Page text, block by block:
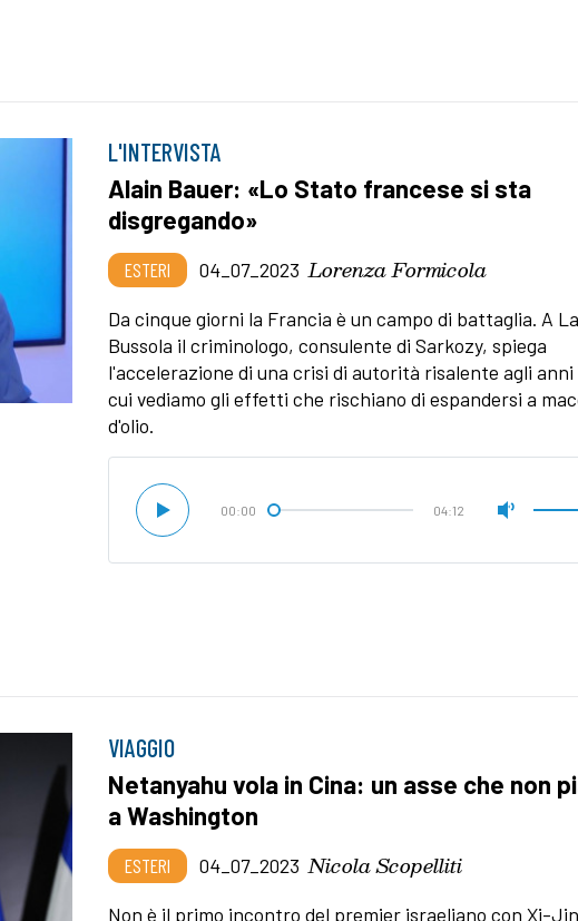
L'INTERVISTA
Alain Bauer: «Lo Stato francese si sta
disgregando»
ESTERI 04_07_2023 Lorenza Formicola
Da cinque giorni la Francia è un campo di battaglia. A La
Bussola il criminologo, consulente di Sarkozy, spiega
l'accelerazione di una crisi di autorità risalente agli anni
cui vediamo gli effetti che rischiano di espandersi a
d'olio.
00:00 04:12
VIAGGIO
Netanyahu vola in Cina: un asse che non
a Washington
ESTERI 04_07_2023 Nicola Scopelliti
Non è il primo incontro del premier israeliano con Xi-